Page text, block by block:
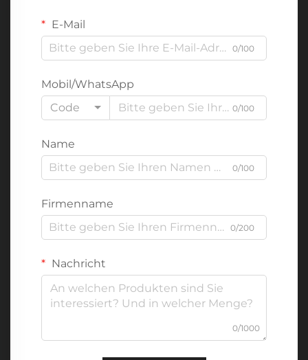
E-Mail
0/100
Mobil/WhatsApp
Code
0/100
Name
0/100
Firmenname
0/200
Nachricht
0/1000